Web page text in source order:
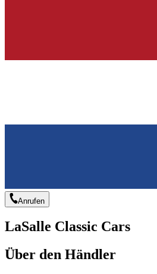
Anrufen
LaSalle Classic Cars
Über den Händler